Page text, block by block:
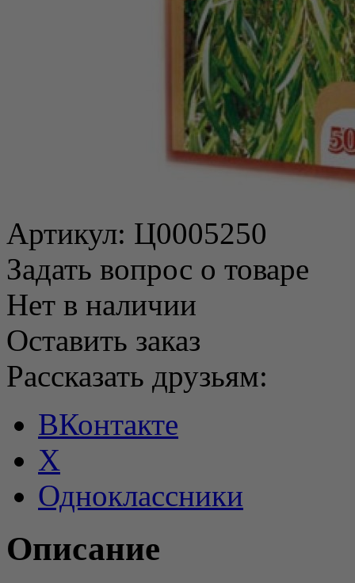
Артикул: Ц0005250
Задать вопрос о товаре
Нет в наличии
Оставить заказ
Рассказать друзьям:
ВКонтакте
X
Одноклассники
Описание